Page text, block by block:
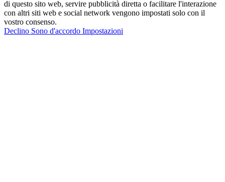
di questo sito web, servire pubblicità diretta o facilitare l'interazione
con altri siti web e social network vengono impostati solo con il
vostro consenso.
Declino Sono d'accordo Impostazioni